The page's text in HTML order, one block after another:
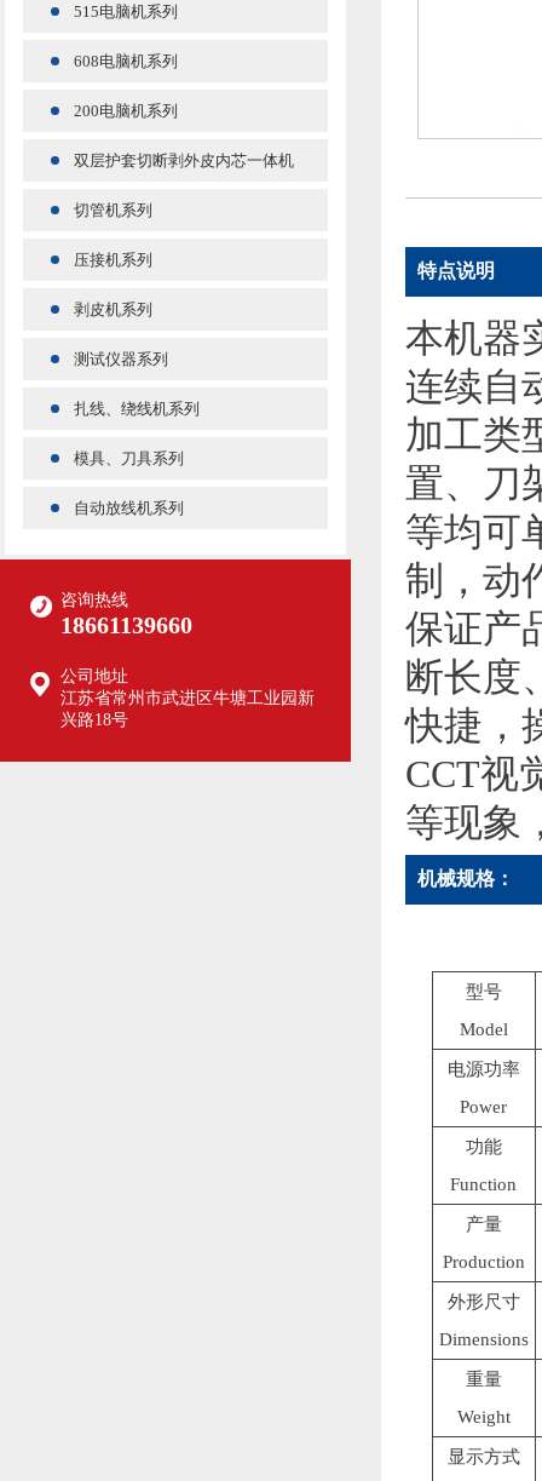
515电脑机系列
608电脑机系列
200电脑机系列
双层护套切断剥外皮内芯一体机
切管机系列
压接机系列
剥皮机系列
测试仪器系列
扎线、绕线机系列
模具、刀具系列
自动放线机系列
咨询热线
18661139660
公司地址
江苏省常州市武进区牛塘工业园新
兴路18号
特点说明
本机器
连续自
加工类
置、刀
等均可
制，动
保证产
断长度
快捷，
CCT视
等现象
机械规格：
型号
Model
电源功率
Power
功能
Function
产量
Production
外形尺寸
Dimensions
重量
Weight
显示方式